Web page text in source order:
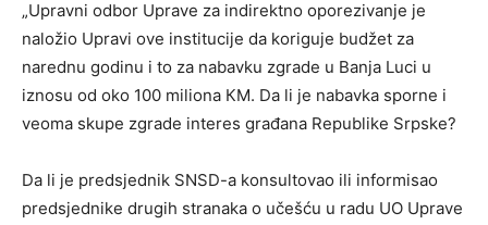
„Upravni odbor Uprave za indirektno oporezivanje je
naložio Upravi ove institucije da koriguje budžet za
narednu godinu i to za nabavku zgrade u Banja Luci u
iznosu od oko 100 miliona КM. Da li je nabavka sporne i
veoma skupe zgrade interes građana Republike Srpske?
Da li je predsjednik SNSD-a konsultovao ili informisao
predsjednike drugih stranaka o učešću u radu UO Uprave